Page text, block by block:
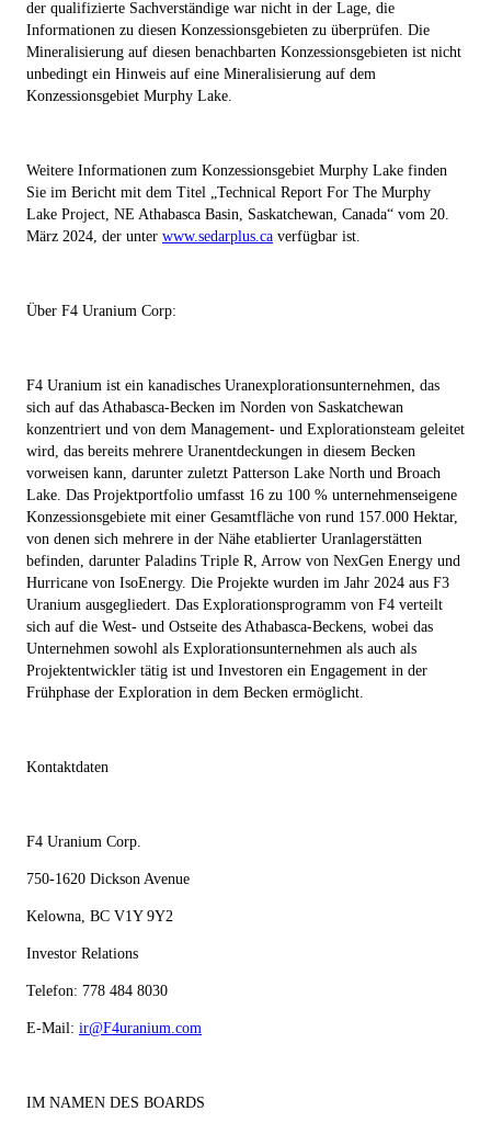
der qualifizierte Sachverständige war nicht in der Lage, die
Informationen zu diesen Konzessionsgebieten zu überprüfen. Die
Mineralisierung auf diesen benachbarten Konzessionsgebieten ist nicht
unbedingt ein Hinweis auf eine Mineralisierung auf dem
Konzessionsgebiet Murphy Lake.
Weitere Informationen zum Konzessionsgebiet Murphy Lake finden
Sie im Bericht mit dem Titel „Technical Report For The Murphy
Lake Project, NE Athabasca Basin, Saskatchewan, Canada“ vom 20.
März 2024, der unter www.sedarplus.ca verfügbar ist.
Über F4 Uranium Corp:
F4 Uranium ist ein kanadisches Uranexplorationsunternehmen, das
sich auf das Athabasca-Becken im Norden von Saskatchewan
konzentriert und von dem Management- und Explorationsteam geleitet
wird, das bereits mehrere Uranentdeckungen in diesem Becken
vorweisen kann, darunter zuletzt Patterson Lake North und Broach
Lake. Das Projektportfolio umfasst 16 zu 100 % unternehmenseigene
Konzessionsgebiete mit einer Gesamtfläche von rund 157.000 Hektar,
von denen sich mehrere in der Nähe etablierter Uranlagerstätten
befinden, darunter Paladins Triple R, Arrow von NexGen Energy und
Hurricane von IsoEnergy. Die Projekte wurden im Jahr 2024 aus F3
Uranium ausgegliedert. Das Explorationsprogramm von F4 verteilt
sich auf die West- und Ostseite des Athabasca-Beckens, wobei das
Unternehmen sowohl als Explorationsunternehmen als auch als
Projektentwickler tätig ist und Investoren ein Engagement in der
Frühphase der Exploration in dem Becken ermöglicht.
Kontaktdaten
F4 Uranium Corp.
750-1620 Dickson Avenue
Kelowna, BC V1Y 9Y2
Investor Relations
Telefon: 778 484 8030
E-Mail: ir@F4uranium.com
IM NAMEN DES BOARDS